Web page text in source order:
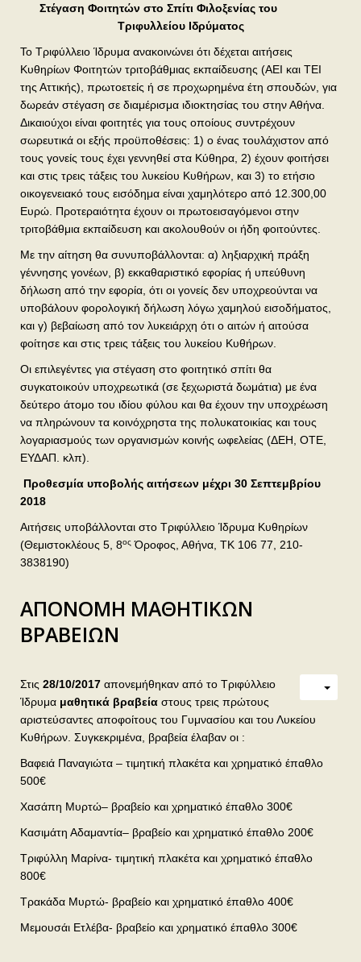
Στέγαση Φοιτητών στο Σπίτι Φιλοξενίας του
Τριφυλλείου Ιδρύματος
Το Τριφύλλειο Ίδρυμα ανακοινώνει ότι δέχεται αιτήσεις
Κυθηρίων Φοιτητών τριτοβάθμιας εκπαίδευσης (ΑΕΙ και ΤΕΙ
της Αττικής), πρωτοετείς ή σε προχωρημένα έτη σπουδών, για
δωρεάν στέγαση σε διαμέρισμα ιδιοκτησίας του στην Αθήνα.
Δικαιούχοι είναι φοιτητές για τους οποίους συντρέχουν
σωρευτικά οι εξής προϋποθέσεις: 1) ο ένας τουλάχιστον από
τους γονείς τους έχει γεννηθεί στα Κύθηρα, 2) έχουν φοιτήσει
και στις τρεις τάξεις του λυκείου Κυθήρων, και 3) το ετήσιο
οικογενειακό τους εισόδημα είναι χαμηλότερο από 12.300,00
Ευρώ. Προτεραιότητα έχουν οι πρωτοεισαγόμενοι στην
τριτοβάθμια εκπαίδευση και ακολουθούν οι ήδη φοιτούντες.
Με την αίτηση θα συνυποβάλλονται: α) ληξιαρχική πράξη
γέννησης γονέων, β) εκκαθαριστικό εφορίας ή υπεύθυνη
δήλωση από την εφορία, ότι οι γονείς δεν υποχρεούνται να
υποβάλουν φορολογική δήλωση λόγω χαμηλού εισοδήματος,
και γ) βεβαίωση από τον λυκειάρχη ότι ο αιτών ή αιτούσα
φοίτησε και στις τρεις τάξεις του λυκείου Κυθήρων.
Οι επιλεγέντες για στέγαση στο φοιτητικό σπίτι θα
συγκατοικούν υποχρεωτικά (σε ξεχωριστά δωμάτια) με ένα
δεύτερο άτομο του ιδίου φύλου και θα έχουν την υποχρέωση
να πληρώνουν τα κοινόχρηστα της πολυκατοικίας και τους
λογαριασμούς των οργανισμών κοινής ωφελείας (ΔΕΗ, ΟΤΕ,
ΕΥΔΑΠ. κλπ).
Προθεσμία υποβολής αιτήσεων μέχρι 30 Σεπτεμβρίου
2018
Αιτήσεις υποβάλλονται στο Τριφύλλειο Ίδρυμα Κυθηρίων
(Θεμιστοκλέους 5, 8ος Όροφος, Αθήνα, ΤΚ 106 77, 210-
3838190)
ΑΠΟΝΟΜΗ ΜΑΘΗΤΙΚΩΝ
ΒΡΑΒΕΙΩΝ
Στις 28/10/2017 απονεμήθηκαν από το Τριφύλλειο
Ίδρυμα μαθητικά βραβεία στους τρεις πρώτους
αριστεύσαντες αποφοίτους του Γυμνασίου και του Λυκείου
Κυθήρων. Συγκεκριμένα, βραβεία έλαβαν οι :
Βαφειά Παναγιώτα – τιμητική πλακέτα και χρηματικό έπαθλο
500€
Χασάπη Μυρτώ– βραβείο και χρηματικό έπαθλο 300€
Κασιμάτη Αδαμαντία– βραβείο και χρηματικό έπαθλο 200€
Τριφύλλη Μαρίνα- τιμητική πλακέτα και χρηματικό έπαθλο
800€
Τρακάδα Μυρτώ- βραβείο και χρηματικό έπαθλο 400€
Μεμουσάι Ετλέβα- βραβείο και χρηματικό έπαθλο 300€